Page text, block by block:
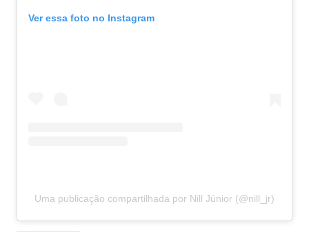
Ver essa foto no Instagram
Uma publicação compartilhada por Nill Júnior (@nill_jr)